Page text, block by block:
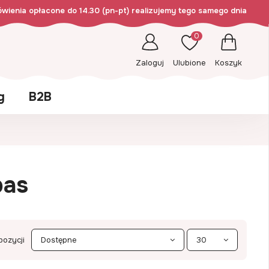
opłacone do 14.30 (pn-pt) realizujemy tego samego dnia
Zaloguj
0
Ulubione Koszyk
B2B
Dostępne 30